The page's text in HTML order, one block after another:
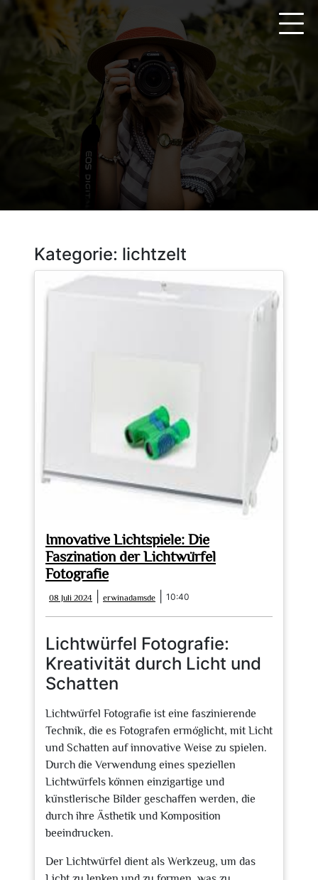
springen
Kategorie: lichtzelt
Innovative Lichtspiele: Die
Faszination der Lichtwürfel
Fotografie
08 Juli 2024
Juli
2024
erwinadamsde erwinadamsde
10:40
Lichtwürfel Fotografie:
Kreativität durch Licht und
Schatten
Lichtwürfel Fotografie ist eine faszinierende
Technik, die es Fotografen ermöglicht, mit Licht
und Schatten auf innovative Weise zu spielen.
Durch die Verwendung eines speziellen
Lichtwürfels können einzigartige und
künstlerische Bilder geschaffen werden, die
durch ihre Ästhetik und Komposition
beeindrucken.
Der Lichtwürfel dient als Werkzeug, um das